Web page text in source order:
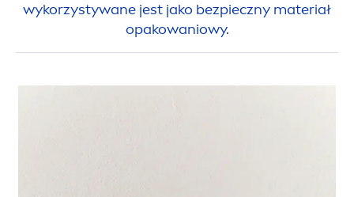
wykorzystywane jest jako bezpieczny materiał
opakowaniowy.